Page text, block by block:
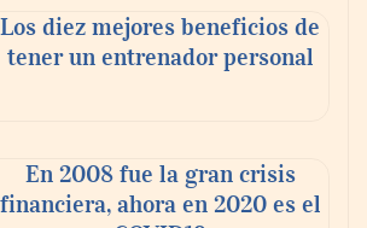
Los diez mejores beneficios de
tener un entrenador personal
En 2008 fue la gran crisis
financiera, ahora en 2020 es el